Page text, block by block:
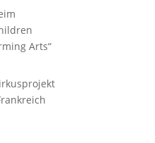
Arts“